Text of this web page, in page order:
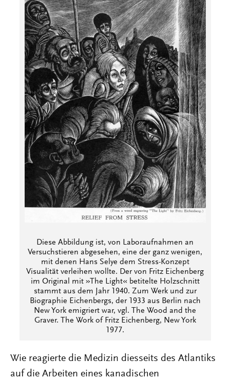
Diese Abbildung ist, von Laboraufnahmen an
Versuchstieren abgesehen, eine der ganz wenigen,
mit denen Hans Selye dem Stress-Konzept
Visualität verleihen wollte. Der von Fritz Eichenberg
im Original mit »The Light« betitelte Holzschnitt
stammt aus dem Jahr 1940. Zum Werk und zur
Biographie Eichenbergs, der 1933 aus Berlin nach
New York emigriert war, vgl. The Wood and the
Graver. The Work of Fritz Eichenberg, New York
1977.
Wie reagierte die Medizin diesseits des Atlantiks
auf die Arbeiten eines kanadischen